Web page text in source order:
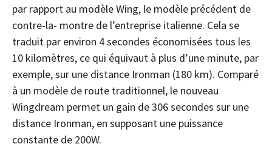
par rapport au modèle Wing, le modèle précédent de
contre-la- montre de l’entreprise italienne. Cela se
traduit par environ 4 secondes économisées tous les
10 kilomètres, ce qui équivaut à plus d’une minute, par
exemple, sur une distance Ironman (180 km). Comparé
à un modèle de route traditionnel, le nouveau
Wingdream permet un gain de 306 secondes sur une
distance Ironman, en supposant une puissance
constante de 200W.